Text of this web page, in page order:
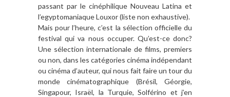
passant par le cinéphilique Nouveau Latina et
l’egyptomaniaque Louxor (liste non exhaustive).
Mais pour l’heure, c’est la sélection officielle du
festival qui va nous occuper. Qu’est-ce donc?
Une sélection internationale de films, premiers
ou non, dans les catégories cinéma indépendant
ou cinéma d’auteur, qui nous fait faire un tour du
monde cinématographique (Brésil, Géorgie,
Singapour, Israël, la Turquie, Solférino et j’en